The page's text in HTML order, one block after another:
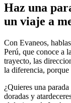
Haz una
un viaje a
Con Evaneos,
Perú, que conoce a
trayecto, las
la diferencia, porque
¿Quieres una
doradas y